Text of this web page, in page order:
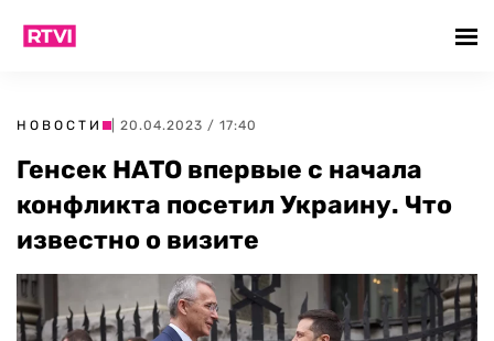
НОВОСТИ | 20.04.2023 / 17:40
Генсек НАТО впервые с начала
конфликта посетил Украину. Что
известно о визите